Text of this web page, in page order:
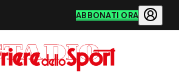
ABBONATI ORA